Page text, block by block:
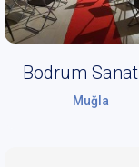
Muğla